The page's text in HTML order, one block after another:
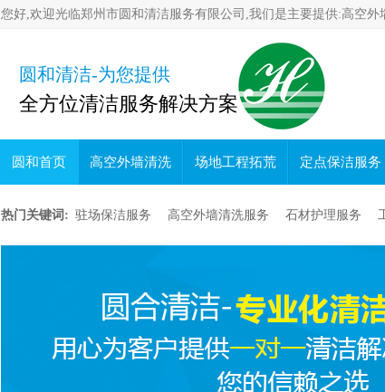
您好,欢迎光临郑州市圆和清洁服务有限公司,我们是主要提供:高空
圆和清洁-为您提供
全方位清洁服务解决方案
圆和首页 高空外墙清洗 场地工程拓荒 定点保洁服务
热门关键词: 驻场保洁服务 高空外墙清洗服务 石材护理服务